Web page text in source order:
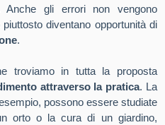
Anche gli errori non vengono
diventano opportunità di
.
troviamo in tutta la proposta
attraverso la pratica. La
possono essere studiate
orto o la cura di un giardino,